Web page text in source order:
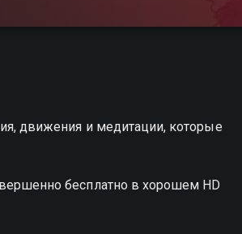
движения и медитации, которые
бесплатно в хорошем HD